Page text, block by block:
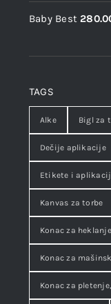
Baby Best
TAGS
Alke Bigl za
Dečije aplikacije
Etikete i
Kanvas za torbe
Konac za heklanje
Konac za
Konac za